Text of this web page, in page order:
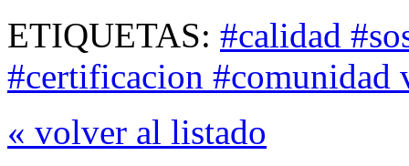
ETIQUETAS: #calidad
#certificacion #comunidad
« volver al listado